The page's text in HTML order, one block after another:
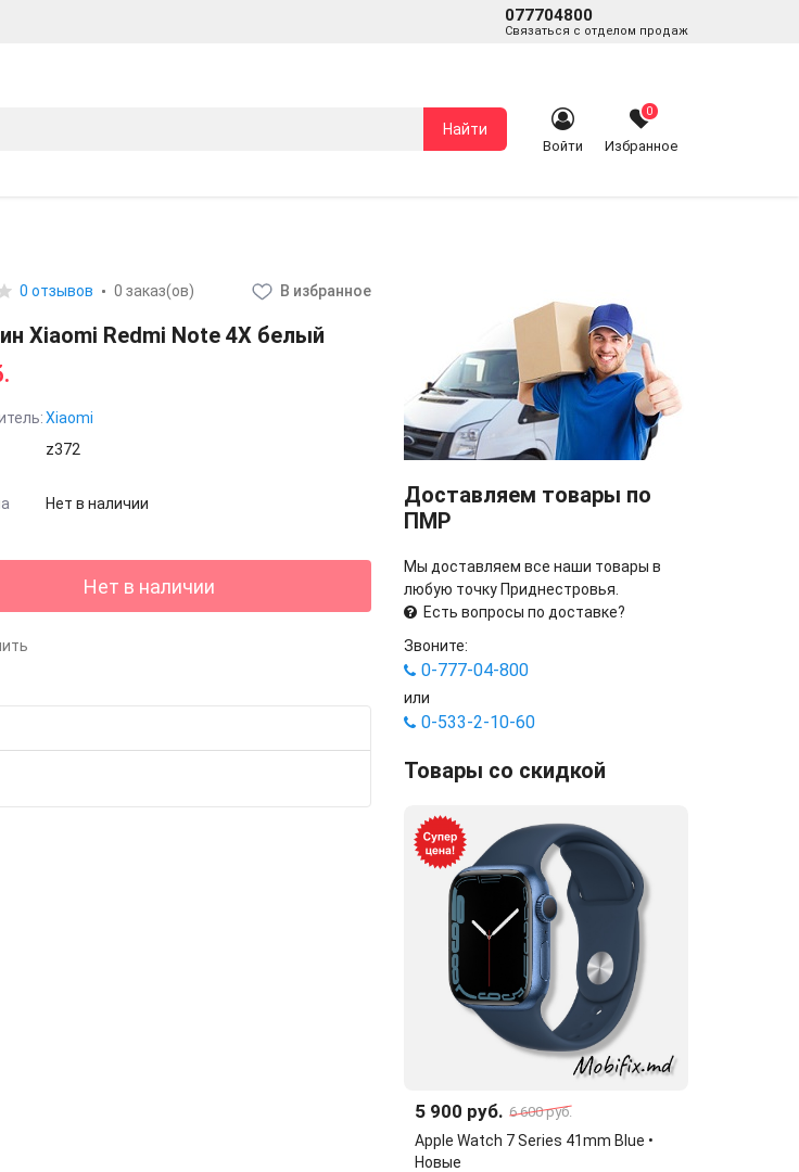
077704800
Связаться с отделом продаж
Найти
Войти
0
Избранное
0 отзывов 0 заказ(ов) В избранное
Xiaomi Redmi Note 4X белый
Xiaomi
z372
Нет в наличии
Нет в наличии
Доставляем товары по
ПМР
Мы доставляем все наши товары в
любую точку Приднестровья.
Есть вопросы по доставке?
Звоните:
0-777-04-800
или
0-533-2-10-60
Товары со скидкой
5 900 руб. 6 600 руб.
Apple Watch 7 Series 41mm Blue •
Новые